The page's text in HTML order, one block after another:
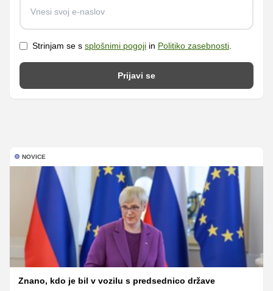
Strinjam se s splošnimi pogoji in Politiko zasebnosti
Prijavi se
NOVICE
Znano, kdo je bil v vozilu s predsednico države